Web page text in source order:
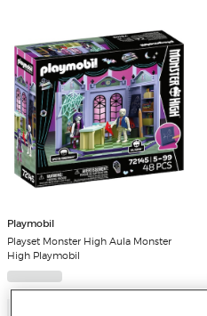
Playmobil
Playset Monster High Aula Monster
High Playmobil